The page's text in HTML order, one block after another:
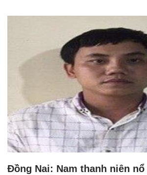
Đồng Nai: Nam thanh niên